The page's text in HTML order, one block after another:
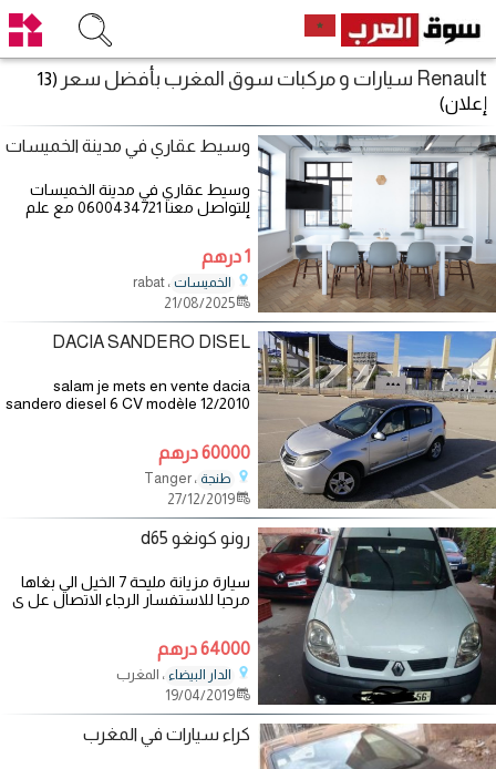
Renault سيارات و مركبات سوق المغرب بأفضل سعر
(13
إعلان)
وسيط عقاري في مدينة الخميسات
وسيط عقاري في مدينة الخميسات
للتواصل معنا 0600434721 مع علم
1 درهم
الخميسات ، rabat
21/08/2025
DACIA SANDERO DISEL
salam je mets en vente dacia
sandero diesel 6 CV modèle 12/2010
Antibrouillards - Radio CD/MP3 -
60000 درهم
طنجة ، Tanger
27/12/2019
رونو كونغو d65
سيارة مزيانة مليحة 7 الخيل الي بغاها
مرحبا للاستفسار الرجاء الاتصال عل ى
64000 درهم
الدار البيضاء ، المغرب
19/04/2019
كراء سيارات في المغرب